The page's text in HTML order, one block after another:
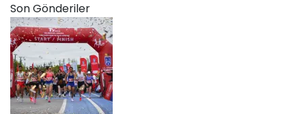
Son Gönderiler